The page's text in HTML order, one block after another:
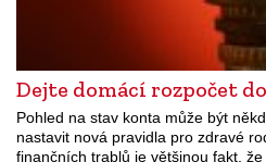
Dejte domácí rozpočet
Pohled na stav konta může být
nastavit nová pravidla pro zdravé
finančních trablů je většinou fakt,